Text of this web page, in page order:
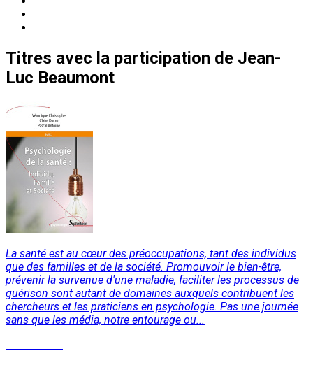
Titres avec la participation de Jean-
Luc Beaumont
La santé est au cœur des préoccupations, tant des individus
que des familles et de la société. Promouvoir le bien-être,
prévenir la survenue d'une maladie, faciliter les processus de
guérison sont autant de domaines auxquels contribuent les
chercheurs et les praticiens en psychologie. Pas une journée
sans que les média, notre entourage ou...